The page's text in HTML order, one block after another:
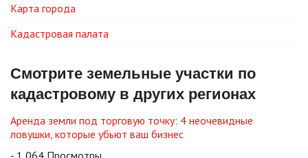
Карта города
Кадастровая палата
Смотрите земельные участки по
кадастровому в других регионах
Аренда земли под торговую точку: 4 неочевидные
ловушки, которые убьют ваш бизнес
- 1 064 Просмотры